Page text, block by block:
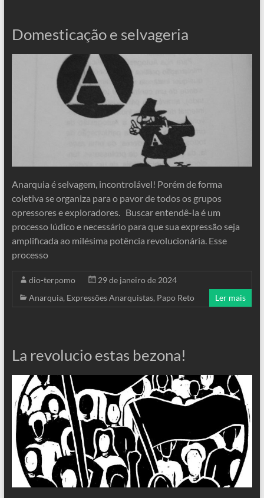
Domesticação e selvageria
Anarquia é selvagem, incontrolável! Porém de forma
coletiva se organiza para o pavor de todos os grupos
opressores e exploradores. Buscar entendê-la é um
processo lúdico e necessário para que sua expressão seja
amplificada ao milésima potência revolucionária. Esse
processo
dio-terpomo
29 de janeiro de 2024
Anarquia, Expressões Anarquistas, Papo Reto Ler mais
La revolucio estas bezona!